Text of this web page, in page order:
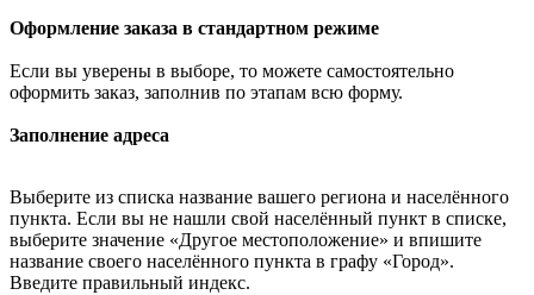
Оформление заказа в стандартном режиме
Если вы уверены в выборе, то можете самостоятельно
оформить заказ, заполнив по этапам всю форму.
Заполнение адреса
Выберите из списка название вашего региона и населённого
пункта. Если вы не нашли свой населённый пункт в списке,
выберите значение «Другое местоположение» и впишите
название своего населённого пункта в графу «Город».
Введите правильный индекс.